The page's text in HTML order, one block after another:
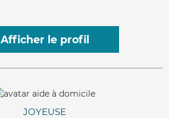
Afficher le profil
JOYEUSE